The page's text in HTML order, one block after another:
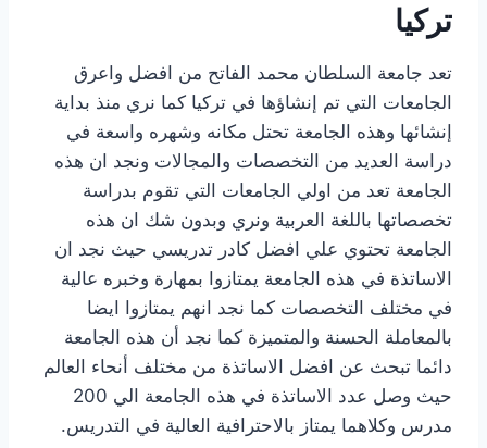
تركيا
تعد جامعة السلطان محمد الفاتح من افضل واعرق
الجامعات التي تم إنشاؤها في تركيا كما نري منذ بداية
إنشائها وهذه الجامعة تحتل مكانه وشهره واسعة في
دراسة العديد من التخصصات والمجالات ونجد ان هذه
الجامعة تعد من اولي الجامعات التي تقوم بدراسة
تخصصاتها باللغة العربية ونري وبدون شك ان هذه
الجامعة تحتوي علي افضل كادر تدريسي حيث نجد ان
الاساتذة في هذه الجامعة يمتازوا بمهارة وخبره عالية
في مختلف التخصصات كما نجد انهم يمتازوا ايضا
بالمعاملة الحسنة والمتميزة كما نجد أن هذه الجامعة
دائما تبحث عن افضل الاساتذة من مختلف أنحاء العالم
حيث وصل عدد الاساتذة في هذه الجامعة الي 200
مدرس وكلاهما يمتاز بالاحترافية العالية في التدريس.